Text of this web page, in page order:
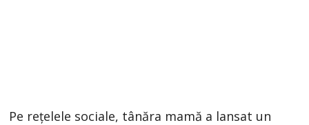
Pe rețelele sociale, tânăra mamă a lansat un